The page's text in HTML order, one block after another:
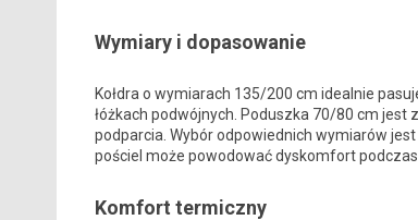
Wymiary i dopasowanie
Kołdra o wymiarach 135/200 cm idealnie
łóżkach podwójnych. Poduszka 70/80 cm
podparcia. Wybór odpowiednich wymiarów
pościel może powodować dyskomfort podczas
Komfort termiczny